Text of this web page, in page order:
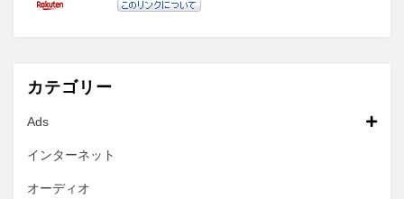
カテゴリー
Ads
インターネット
オーディオ